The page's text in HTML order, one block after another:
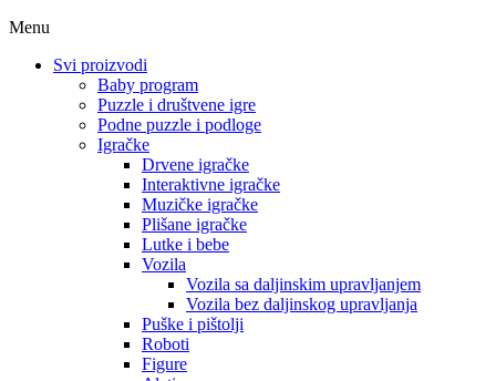
Menu
Svi proizvodi
Baby program
Puzzle i društvene igre
Podne puzzle i podloge
Igračke
Drvene igračke
Interaktivne igračke
Muzičke igračke
Plišane igračke
Lutke i bebe
Vozila
Vozila sa daljinskim upravljanjem
Vozila bez daljinskog upravljanja
Puške i pištolji
Roboti
Figure